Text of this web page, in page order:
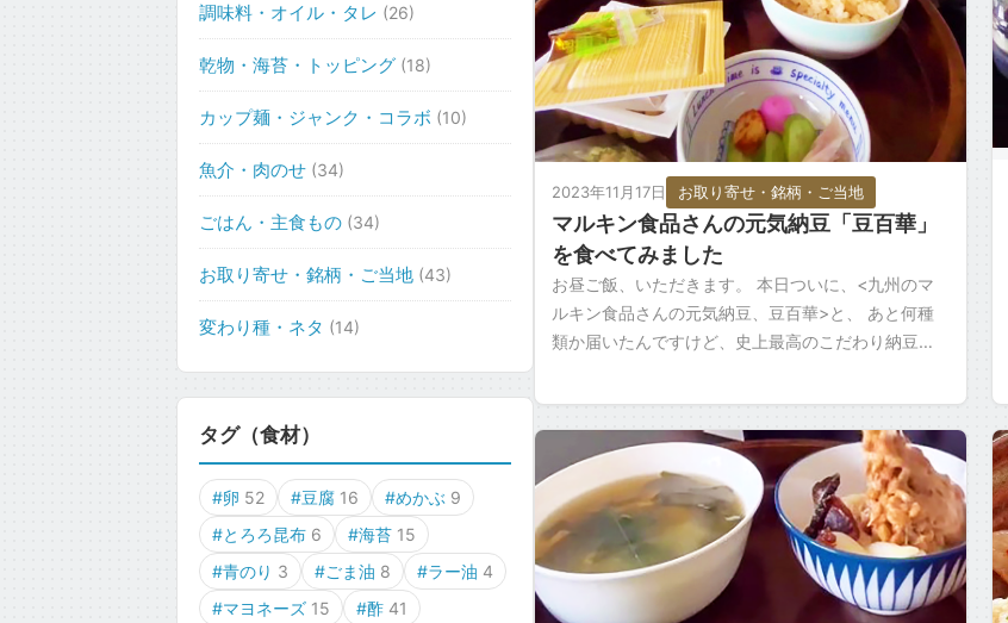
2023年11月17日 お取り寄せ・銘柄・ご当地
マルキン食品さんの元気納豆「豆百華」
を食べてみました
お昼ご飯、いただきます。 本日ついに、<九州のマ
ルキン食品さんの元気納豆、豆百華>と、 あと何種
類か届いたんですけど、史上最高のこだわり納豆
調味料・オイル・タレ (26)
乾物・海苔・トッピング (18)
カップ麺・ジャンク・コラボ (10)
魚介・肉のせ (34)
ごはん・主食もの (34)
お取り寄せ・銘柄・ご当地 (43)
変わり種・ネタ (14)
タグ（食材）
#卵 52 #豆腐 16 #めかぶ 9
#とろろ昆布 6 #海苔 15
#青のり 3 #ごま油 8 #ラー油 4
#マヨネーズ 15 #酢 41